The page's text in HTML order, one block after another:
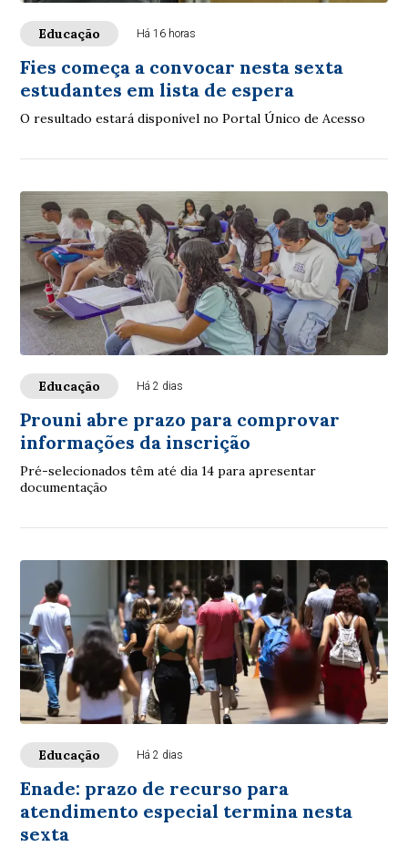
Educação Há 16 horas
Fies começa a convocar nesta sexta
estudantes em lista de espera
O resultado estará disponível no Portal Único de Acesso
Educação Há 2 dias
Prouni abre prazo para comprovar
informações da inscrição
Pré-selecionados têm até dia 14 para apresentar
documentação
Educação Há 2 dias
Enade: prazo de recurso para
atendimento especial termina nesta
sexta